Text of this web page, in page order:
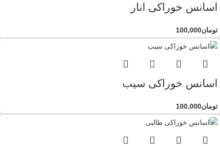
اسانس خوراکی انار
تومان100,000
اسانس خوراکی سیب
تومان100,000